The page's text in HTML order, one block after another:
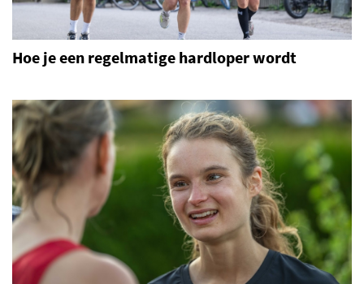
Hoe je een regelmatige hardloper wordt